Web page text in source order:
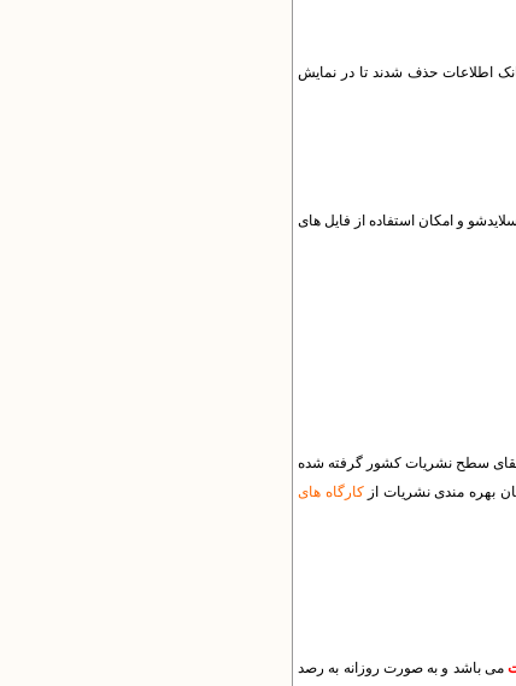
اطلاعات حذف شدند تا در نمایش
و امکان استفاده از فایل های
سطح نشریات کشور گرفته شده
بهره مندی نشریات ازکارگاه های
می باشد و به صورت روزانه به رصد